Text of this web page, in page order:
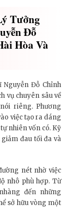
Tưởng
Đỗ
Hòa Và
Nguyễn Đỗ Chỉnh
vụ chuyên sâu về
riêng. Phương
việc tạo ra dáng
nhiên vốn có. Kỹ
đau tối đa và
nét nhờ việc
nhô phù hợp. Từ
đến những
sở hữu vòng một